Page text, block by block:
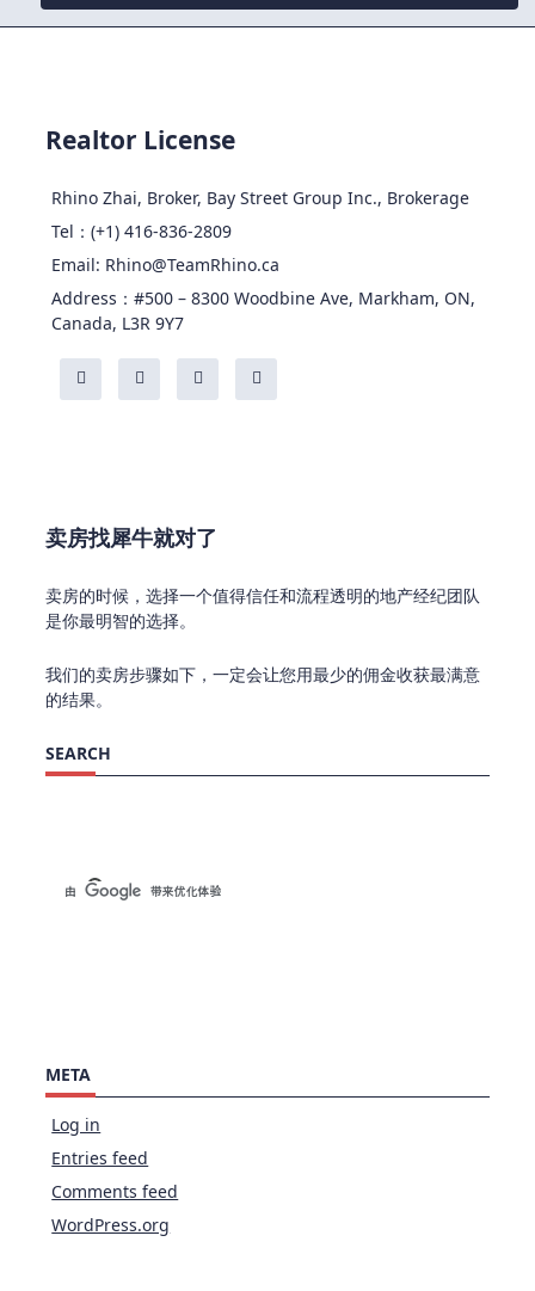
Realtor License
Rhino Zhai, Broker, Bay Street Group Inc., Brokerage
Tel：(+1) 416-836-2809
Email: Rhino@TeamRhino.ca
Address：#500 – 8300 Woodbine Ave, Markham, ON,
Canada, L3R 9Y7
卖房找犀牛就对了
卖房的时候，选择一个值得信任和流程透明的地产经纪团队
是你最明智的选择。
我们的卖房步骤如下，一定会让您用最少的佣金收获最满意
的结果。
SEARCH
META
Log in
Entries feed
Comments feed
WordPress.org